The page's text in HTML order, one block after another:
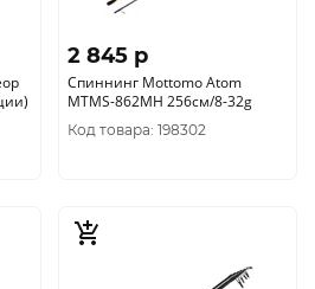
2 845 p
Спиннинг Mottomo Atom
MTMS-862MH 256см/8-32g
Код товара: 198302